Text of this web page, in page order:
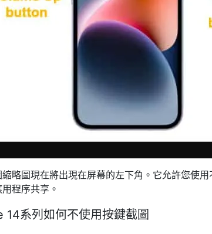
縮略圖現在將出現在屏幕的左下角。它允許您使
程序共享。
14系列如何不使用按鍵截圖